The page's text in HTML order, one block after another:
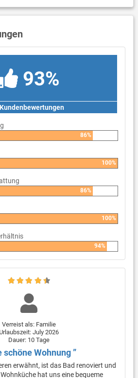
93%
86%
100%
86%
100%
94%
Verreist als: Familie
Urlaubszeit: July 2026
Dauer: 10 Tage
schöne Wohnung ”
erwähnt, ist das Bad renoviert und
hat uns eine bequeme